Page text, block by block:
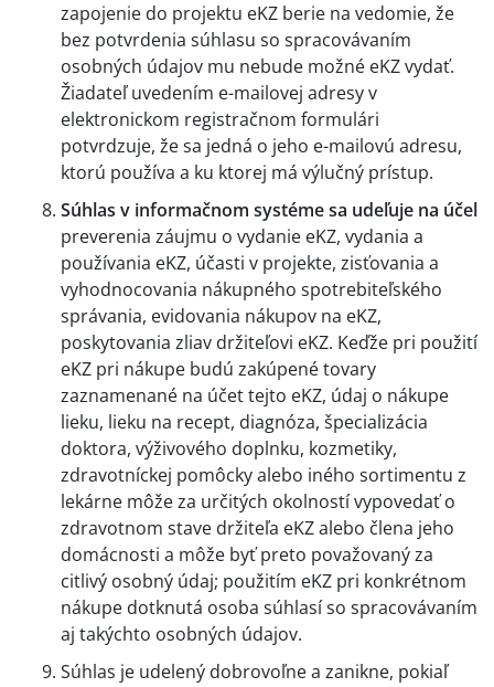
zapojenie do projektu eKZ berie na vedomie, že
bez potvrdenia súhlasu so spracovávaním
osobných údajov mu nebude možné eKZ vydať.
Žiadateľ uvedením e-mailovej adresy v
elektronickom registračnom formulári
potvrdzuje, že sa jedná o jeho e-mailovú adresu,
ktorú používa a ku ktorej má výlučný prístup.
Súhlas v informačnom systéme sa udeľuje na účel
preverenia záujmu o vydanie eKZ, vydania a
používania eKZ, účasti v projekte, zisťovania a
vyhodnocovania nákupného spotrebiteľského
správania, evidovania nákupov na eKZ,
poskytovania zliav držiteľovi eKZ. Keďže pri použití
eKZ pri nákupe budú zakúpené tovary
zaznamenané na účet tejto eKZ, údaj o nákupe
lieku, lieku na recept, diagnóza, špecializácia
doktora, výživového doplnku, kozmetiky,
zdravotníckej pomôcky alebo iného sortimentu z
lekárne môže za určitých okolností vypovedať o
zdravotnom stave držiteľa eKZ alebo člena jeho
domácnosti a môže byť preto považovaný za
citlivý osobný údaj; použitím eKZ pri konkrétnom
nákupe dotknutá osoba súhlasí so spracovávaním
aj takýchto osobných údajov.
Súhlas je udelený dobrovoľne a zanikne, pokiaľ